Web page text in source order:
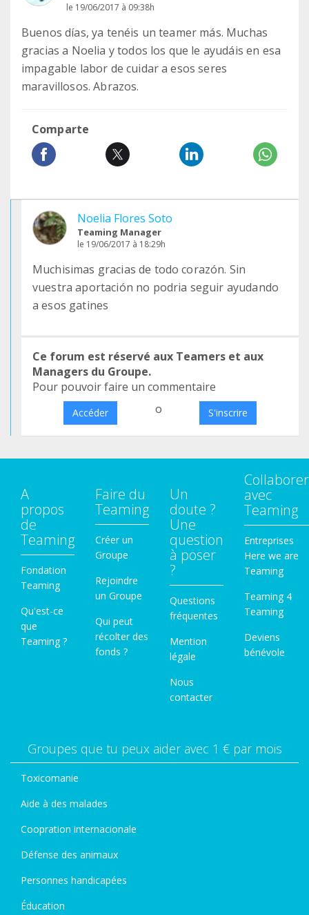
le 19/06/2017 à 09:38h
Buenos días, ya tenéis un teamer más. Muchas
gracias a Noelia y todos los que le ayudáis en esa
impagable labor de cuidar a esos seres
maravillosos. Abrazos.
Comparte
Noelia Flores Soto
Teaming Manager
le 19/06/2017 à 18:29h
Muchisimas gracias de todo corazón. Sin
vuestra aportación no podria seguir ayudando
a esos gatines
Ce forum est réservé aux Teamers et aux
Managers du Groupe.
Pour pouvoir faire un commentaire
Accéder o S'inscrire
A
propos
de
Teaming
Fondation
Teaming
Qu'est-ce
que
Teaming ?
Faire du
Teaming
Créer un
Groupe
Rejoindre
un Groupe
Qui peut
récolter des
fonds ?
Un
doute ?
Une
question
à poser
?
Questions
fréquentes
Mention
légale
Nous
contacter
Collaborer
avec
Teaming
Entreprises
Here we are
Teaming
Teaming 4
Teaming
Deviens
bénévole
Groupes que tu peux aider avec 1 € par mois
Toxicomanie
Aide à des malades
Coopration internacionale
Défense des animaux
Personnes handicapées
Éducation